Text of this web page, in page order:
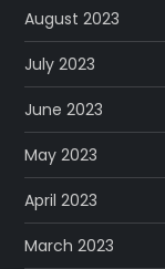
August 2023
July 2023
June 2023
May 2023
April 2023
March 2023